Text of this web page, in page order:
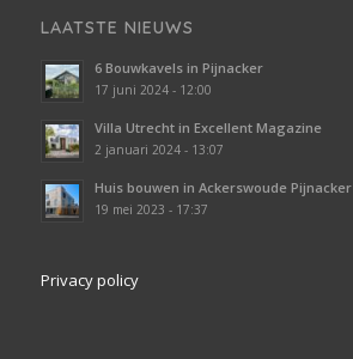
LAATSTE NIEUWS
6 Bouwkavels in Pijnacker
17 juni 2024 - 12:00
Villa Utrecht in Excellent Magazine
2 januari 2024 - 13:07
Huis bouwen in Ackerswoude Pijnacker
19 mei 2023 - 17:37
Privacy policy